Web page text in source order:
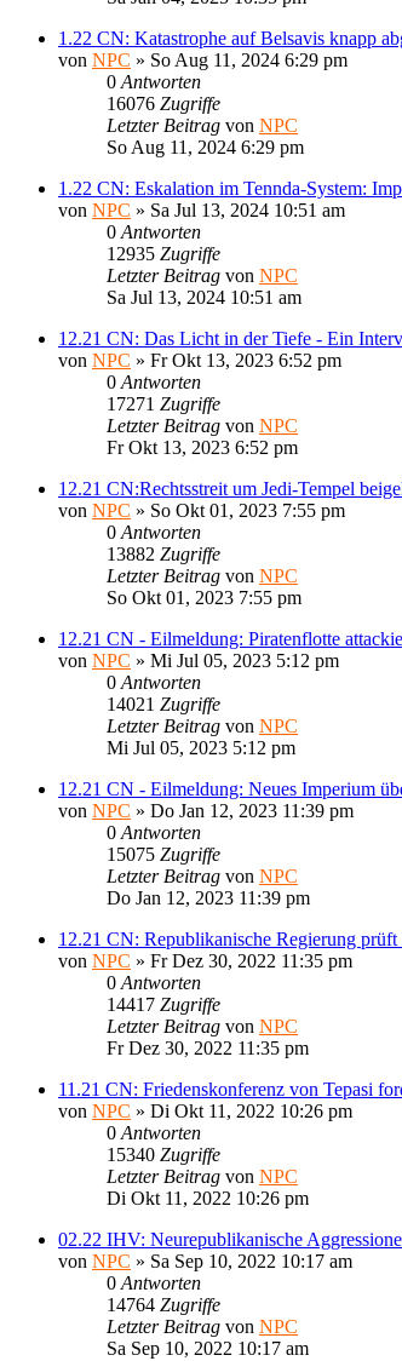
1.22 CN: Katastrophe auf Belsavis knapp
von NPC » So Aug 11, 2024 6:29 pm
0 Antworten
16076 Zugriffe
Letzter Beitrag von NPC
So Aug 11, 2024 6:29 pm
1.22 CN: Eskalation im Tennda-System:
von NPC » Sa Jul 13, 2024 10:51 am
0 Antworten
12935 Zugriffe
Letzter Beitrag von NPC
Sa Jul 13, 2024 10:51 am
12.21 CN: Das Licht in der Tiefe - Ein
von NPC » Fr Okt 13, 2023 6:52 pm
0 Antworten
17271 Zugriffe
Letzter Beitrag von NPC
Fr Okt 13, 2023 6:52 pm
12.21 CN:Rechtsstreit um Jedi-Tempel
von NPC » So Okt 01, 2023 7:55 pm
0 Antworten
13882 Zugriffe
Letzter Beitrag von NPC
So Okt 01, 2023 7:55 pm
12.21 CN - Eilmeldung: Piratenflotte
von NPC » Mi Jul 05, 2023 5:12 pm
0 Antworten
14021 Zugriffe
Letzter Beitrag von NPC
Mi Jul 05, 2023 5:12 pm
12.21 CN - Eilmeldung: Neues Imperium
von NPC » Do Jan 12, 2023 11:39 pm
0 Antworten
15075 Zugriffe
Letzter Beitrag von NPC
Do Jan 12, 2023 11:39 pm
12.21 CN: Republikanische Regierung prüft
von NPC » Fr Dez 30, 2022 11:35 pm
0 Antworten
14417 Zugriffe
Letzter Beitrag von NPC
Fr Dez 30, 2022 11:35 pm
11.21 CN: Friedenskonferenz von Tepasi
von NPC » Di Okt 11, 2022 10:26 pm
0 Antworten
15340 Zugriffe
Letzter Beitrag von NPC
Di Okt 11, 2022 10:26 pm
02.22 IHV: Neurepublikanische
von NPC » Sa Sep 10, 2022 10:17 am
0 Antworten
14764 Zugriffe
Letzter Beitrag von NPC
Sa Sep 10, 2022 10:17 am